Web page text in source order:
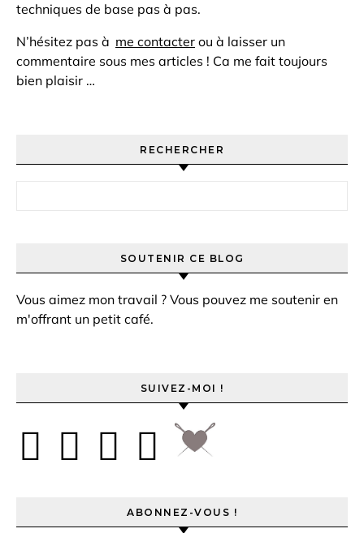
techniques de base pas à pas.
N’hésitez pas à me contacter ou à laisser un
commentaire sous mes articles ! Ca me fait toujours
bien plaisir …
RECHERCHER
SOUTENIR CE BLOG
Vous aimez mon travail ? Vous pouvez me soutenir en
m'offrant un petit café.
SUIVEZ-MOI !
ABONNEZ-VOUS !